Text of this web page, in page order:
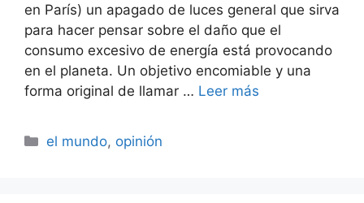
en París) un apagado de luces general que sirva
para hacer pensar sobre el daño que el
consumo excesivo de energía está provocando
en el planeta. Un objetivo encomiable y una
forma original de llamar … Leer más
Categorías
el mundo, opinión